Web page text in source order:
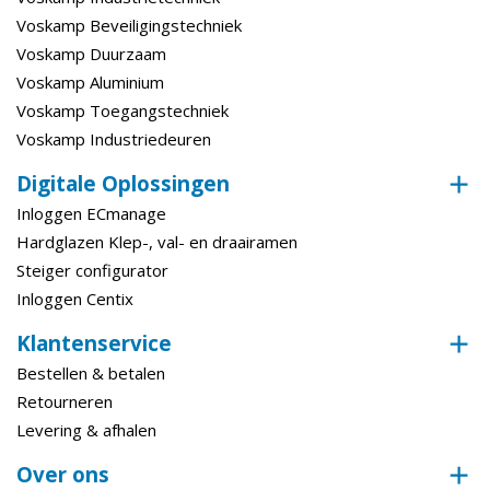
Voskamp Beveiligingstechniek
Voskamp Duurzaam
Voskamp Aluminium
Voskamp Toegangstechniek
Voskamp Industriedeuren
Digitale Oplossingen
Inloggen ECmanage
Hardglazen Klep-, val- en draairamen
Steiger configurator
Inloggen Centix
Klantenservice
Bestellen & betalen
Retourneren
Levering & afhalen
Over ons